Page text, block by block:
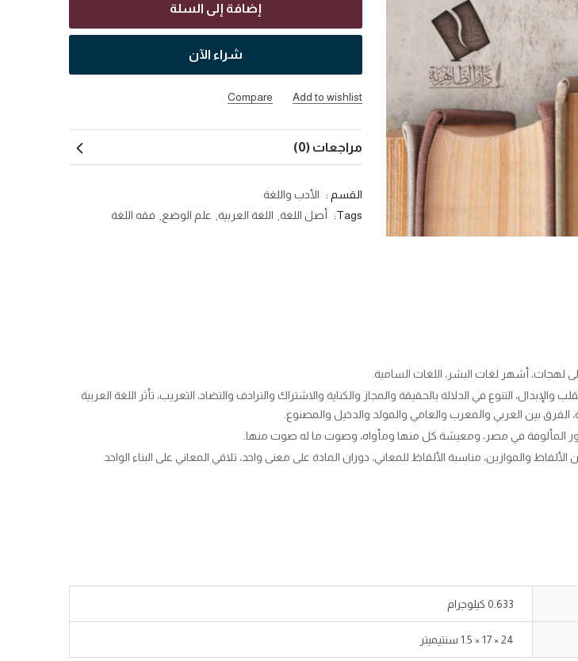
إضافة إلى السلة
شراء الآن
Add to wishlist
Compare
مراجعات (0)
القسم : الأدب واللغة
Tags:
أصل اللغة اللغة العربية علم الوضع فقه اللغة
لهجات، أشهر لغات البشر، اللغات السامية.
التنوع في الدلالة بالحقيقة والمجاز والكناية والاشتراك والترادف والتضاد، التعريب، تأثر اللغة العربية
الفرق بين العربي والمعرب والعامي والمولد والدخيل والمصنوع.
والموازين، مناسبة الألفاظ للمعاني، دوران المادة على معنى واحد، تلاقي المعاني على البناء الواحد
0.633 كيلوجرام
24 × 17 × 1.5 سنتيميتر